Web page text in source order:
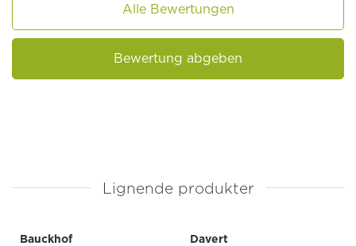
Alle Bewertungen
Bewertung abgeben
Lignende produkter
Bauckhof
Davert